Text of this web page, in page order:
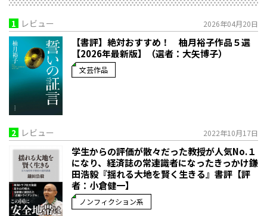
1 レビュー 2026年04月20日
【書評】絶対おすすめ！ 柚月裕子作品５選
【2026年最新版】（選者：大矢博子）
文芸作品
2 レビュー 2022年10月17日
学生からの評価が散々だった教授が人気No.１
になり、経済誌の常連識者になったきっかけ――鎌
田浩毅『揺れる大地を賢く生きる』書評【評
者：小倉健一】
ノンフィクション系